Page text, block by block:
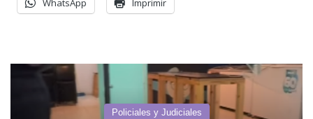
WhatsApp Imprimir
Policiales y Judiciales